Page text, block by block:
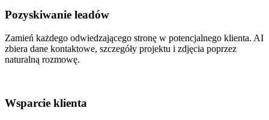
Pozyskiwanie leadów
Zamień każdego odwiedzającego stronę w potencjalnego klienta. AI
zbiera dane kontaktowe, szczegóły projektu i zdjęcia poprzez
naturalną rozmowę.
Wsparcie klienta